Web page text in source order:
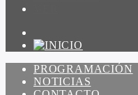
PROGRAMACIÓN
NOTICIAS